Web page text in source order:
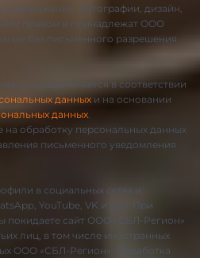
изображения, фотографии, дизайн,
правом и принадлежат ООО
без письменного разрешения
осуществляется в соответствии
данных и на основании
данных
на обработку персональных данных
письменного уведомления
в социальных сетях и
YouTube, VK и др.). При
покидаете сайт ООО «СБЛ-Регион»
лиц, в том числе иностранных
ООО «СБЛ-Регион». Обработка